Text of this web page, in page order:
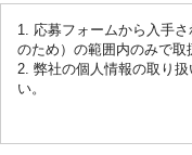
1. 応募フォームから入手
のため）の範囲内のみで取
2. 弊社の個人情報の取り扱
い。